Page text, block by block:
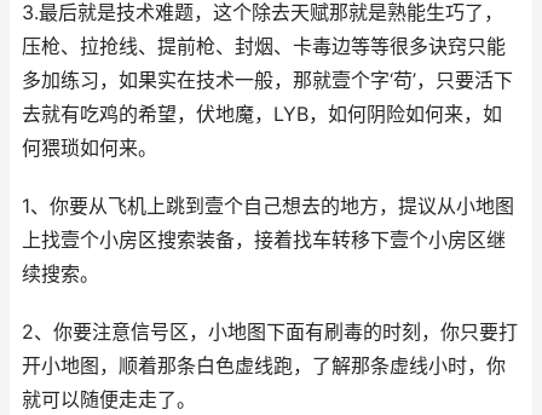
3.最后就是技术难题，这个除去天赋那就是熟能生巧了，
压枪、拉抢线、提前枪、封烟、卡毒边等等很多诀窍只能
多加练习，如果实在技术一般，那就壹个字‘苟’，只要活下
去就有吃鸡的希望，伏地魔，LYB，如何阴险如何来，如
何猥琐如何来。
1、你要从飞机上跳到壹个自己想去的地方，提议从小地图
上找壹个小房区搜索装备，接着找车转移下壹个小房区继
续搜索。
2、你要注意信号区，小地图下面有刷毒的时刻，你只要打
开小地图，顺着那条白色虚线跑，了解那条虚线小时，你
就可以随便走走了。